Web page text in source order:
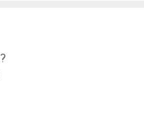
서 속 다양한 이론과 개념을
기르고 토론과 논술을 준비할
이 책이 기본소득의 의미를 함
첫걸음이 되기를 바란다.